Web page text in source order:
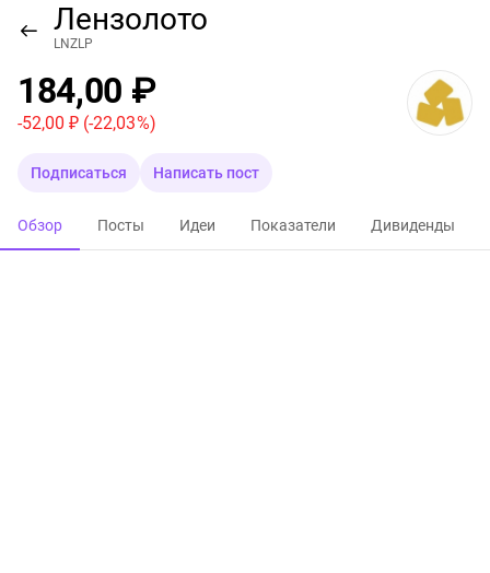
Лензолото
LNZLP
184,00 ₽
-52,00 ₽ (-22,03 %)
Подписаться Написать пост
Обзор Посты Идеи Показатели Дивиденды